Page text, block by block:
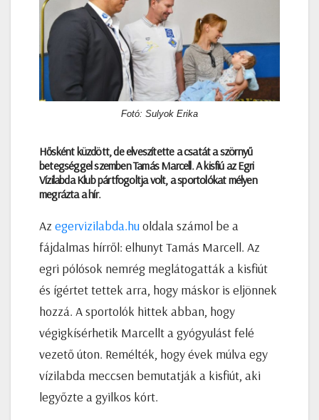
Fotó: Sulyok Erika
Hősként küzdött, de elveszítette a csatát a szörnyű
betegséggel szemben Tamás Marcell. A kisfiú az Egri
Vízilabda Klub pártfogoltja volt, a sportolókat mélyen
megrázta a hír.
Az egervizilabda.huoldala számol be a
fájdalmas hírről: elhunyt Tamás Marcell. Az
egri pólósok nemrég meglátogatták a kisfiút
és ígértet tettek arra, hogy máskor is eljönnek
hozzá. A sportolók hittek abban, hogy
végigkísérhetik Marcellt a gyógyulást felé
vezető úton. Remélték, hogy évek múlva egy
vízilabda meccsen bemutatják a kisfiút, aki
legyőzte a gyilkos kórt.